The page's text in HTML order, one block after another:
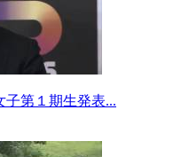
子第１期生発表...